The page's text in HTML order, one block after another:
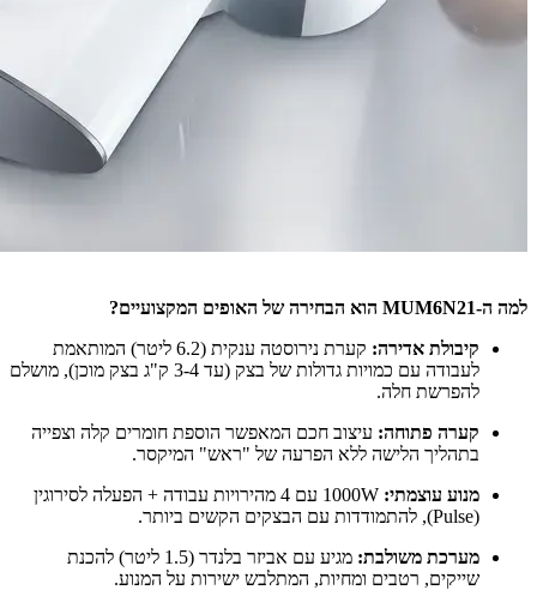
למה ה-MUM6N21 הוא הבחירה של האופים המקצועיים?
קיבולת אדירה:
קערת נירוסטה ענקית (6.2 ליטר) המותאמת
לעבודה עם כמויות גדולות של בצק (עד 3-4 ק"ג בצק מוכן), מושלם
להפרשת חלה.
קערה פתוחה: עיצוב חכם המאפשר הוספת חומרים קלה וצפייה
בתהליך הלישה ללא הפרעה של "ראש" המיקסר.
מנוע עוצמתי:
1000W עם 4 מהירויות עבודה + הפעלה לסירוגין
(Pulse), להתמודדות עם הבצקים הקשים ביותר.
מערכת משולבת:
מגיע עם אביזר בלנדר (1.5 ליטר) להכנת
שייקים, רטבים ומחיות, המתלבש ישירות על המנוע.